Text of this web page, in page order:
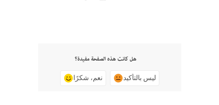
هل كانت هذه الصفحة مفيدة؟
نعم، شكرًا ليس بالتأكيد